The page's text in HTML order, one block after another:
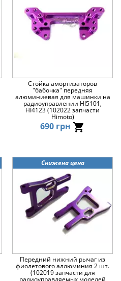
Стойка амортизаторов
"бабочка" передняя
алюминиевая для машинки на
радиоуправлении HI5101,
HI4123 (102022 запчасти
Himoto)
690 грн
Снижена цена
Передний нижний рычаг из
фиолетового аллюминия 2 шт.
(102019 запчасти для
радиоуправляемых моделей